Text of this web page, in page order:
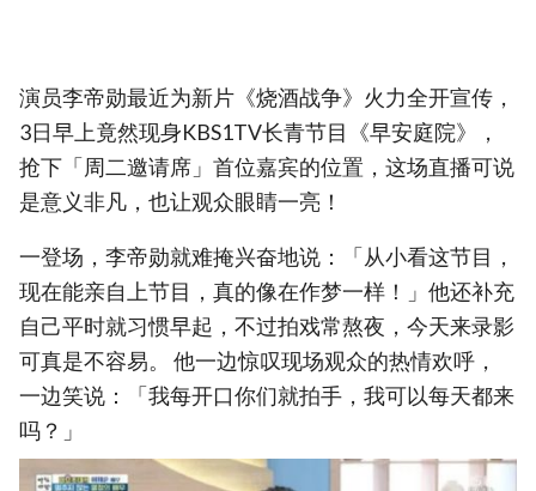
演员李帝勋最近为新片《烧酒战争》火力全开宣传，
3日早上竟然现身KBS1TV长青节目《早安庭院》，
抢下「周二邀请席」首位嘉宾的位置，这场直播可说
是意义非凡，也让观众眼睛一亮！
一登场，李帝勋就难掩兴奋地说：「从小看这节目，
现在能亲自上节目，真的像在作梦一样！」他还补充
自己平时就习惯早起，不过拍戏常熬夜，今天来录影
可真是不容易。 他一边惊叹现场观众的热情欢呼，
一边笑说：「我每开口你们就拍手，我可以每天都来
吗？」